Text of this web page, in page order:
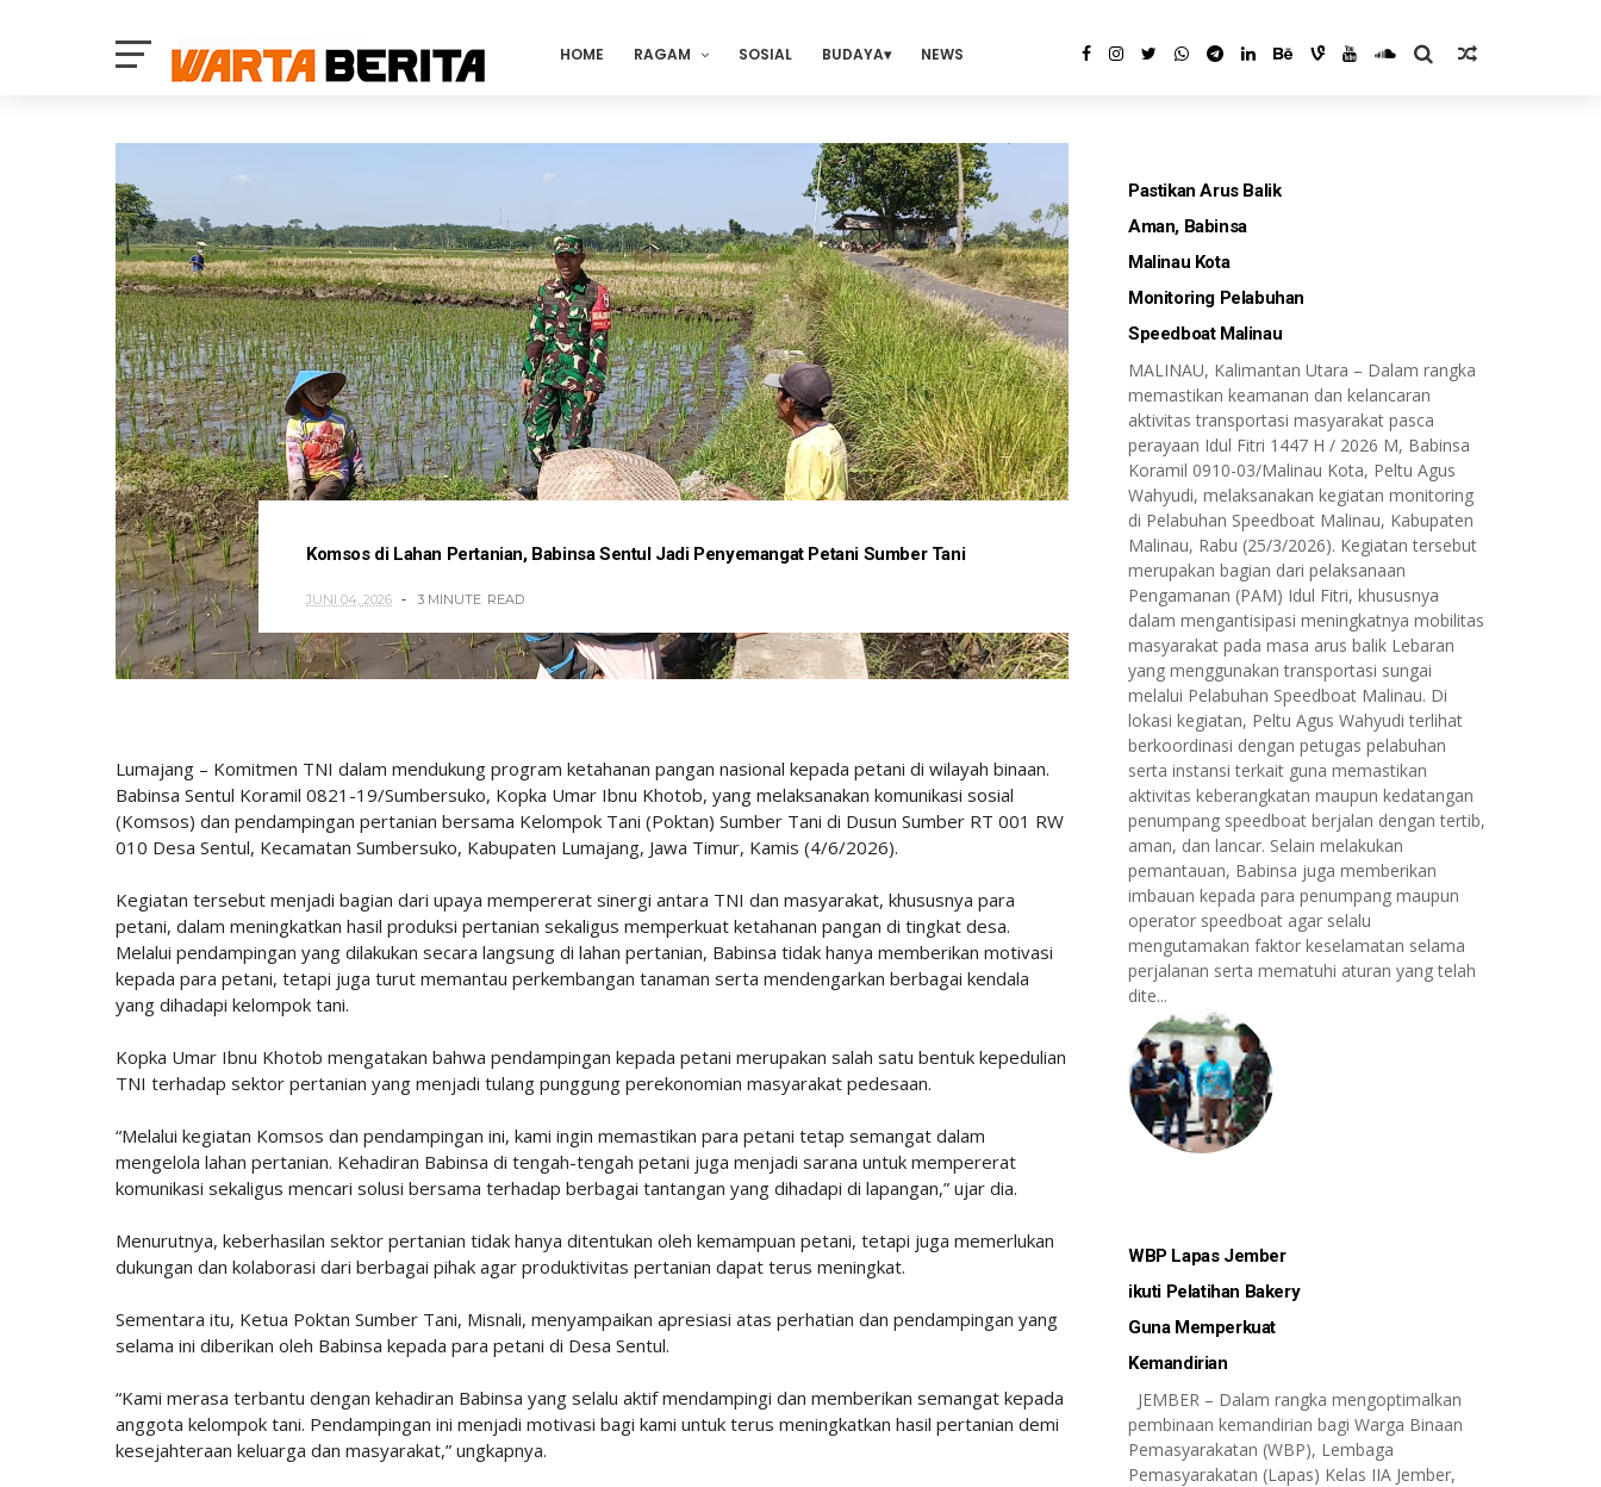
HOME RAGAM SOSIAL BUDAYA NEWS
Komsos di Lahan Pertanian, Babinsa Sentul Jadi Penyemangat Petani Sumber Tani
JUNI 04, 2026 3 MINUTE READ
Lumajang – Komitmen TNI dalam mendukung program ketahanan pangan nasional kepada petani di wilayah binaan.
Babinsa Sentul Koramil 0821-19/Sumbersuko, Kopka Umar Ibnu Khotob, yang melaksanakan komunikasi sosial
(Komsos) dan pendampingan pertanian bersama Kelompok Tani (Poktan) Sumber Tani di Dusun Sumber RT 001 RW
010 Desa Sentul, Kecamatan Sumbersuko, Kabupaten Lumajang, Jawa Timur, Kamis (4/6/2026).
Kegiatan tersebut menjadi bagian dari upaya mempererat sinergi antara TNI dan masyarakat, khususnya para
petani, dalam meningkatkan hasil produksi pertanian sekaligus memperkuat ketahanan pangan di tingkat desa.
Melalui pendampingan yang dilakukan secara langsung di lahan pertanian, Babinsa tidak hanya memberikan motivasi
kepada para petani, tetapi juga turut memantau perkembangan tanaman serta mendengarkan berbagai kendala
yang dihadapi kelompok tani.
Kopka Umar Ibnu Khotob mengatakan bahwa pendampingan kepada petani merupakan salah satu bentuk kepedulian
TNI terhadap sektor pertanian yang menjadi tulang punggung perekonomian masyarakat pedesaan.
“Melalui kegiatan Komsos dan pendampingan ini, kami ingin memastikan para petani tetap semangat dalam
mengelola lahan pertanian. Kehadiran Babinsa di tengah-tengah petani juga menjadi sarana untuk mempererat
komunikasi sekaligus mencari solusi bersama terhadap berbagai tantangan yang dihadapi di lapangan,” ujar dia.
Menurutnya, keberhasilan sektor pertanian tidak hanya ditentukan oleh kemampuan petani, tetapi juga memerlukan
dukungan dan kolaborasi dari berbagai pihak agar produktivitas pertanian dapat terus meningkat.
Sementara itu, Ketua Poktan Sumber Tani, Misnali, menyampaikan apresiasi atas perhatian dan pendampingan yang
selama ini diberikan oleh Babinsa kepada para petani di Desa Sentul.
“Kami merasa terbantu dengan kehadiran Babinsa yang selalu aktif mendampingi dan memberikan semangat kepada
anggota kelompok tani. Pendampingan ini menjadi motivasi bagi kami untuk terus meningkatkan hasil pertanian demi
kesejahteraan keluarga dan masyarakat,” ungkapnya.
Pastikan Arus Balik
Aman, Babinsa
Malinau Kota
Monitoring Pelabuhan
Speedboat Malinau
MALINAU, Kalimantan Utara – Dalam rangka
memastikan keamanan dan kelancaran
aktivitas transportasi masyarakat pasca
perayaan Idul Fitri 1447 H / 2026 M, Babinsa
Koramil 0910-03/Malinau Kota, Peltu Agus
Wahyudi, melaksanakan kegiatan monitoring
di Pelabuhan Speedboat Malinau, Kabupaten
Malinau, Rabu (25/3/2026). Kegiatan tersebut
merupakan bagian dari pelaksanaan
Pengamanan (PAM) Idul Fitri, khususnya
dalam mengantisipasi meningkatnya mobilitas
masyarakat pada masa arus balik Lebaran
yang menggunakan transportasi sungai
melalui Pelabuhan Speedboat Malinau. Di
lokasi kegiatan, Peltu Agus Wahyudi terlihat
berkoordinasi dengan petugas pelabuhan
serta instansi terkait guna memastikan
aktivitas keberangkatan maupun kedatangan
penumpang speedboat berjalan dengan tertib,
aman, dan lancar. Selain melakukan
pemantauan, Babinsa juga memberikan
imbauan kepada para penumpang maupun
operator speedboat agar selalu
mengutamakan faktor keselamatan selama
perjalanan serta mematuhi aturan yang telah
dite...
WBP Lapas Jember
ikuti Pelatihan Bakery
Guna Memperkuat
Kemandirian
JEMBER – Dalam rangka mengoptimalkan
pembinaan kemandirian bagi Warga Binaan
Pemasyarakatan (WBP), Lembaga
Pemasyarakatan (Lapas) Kelas IIA Jember,